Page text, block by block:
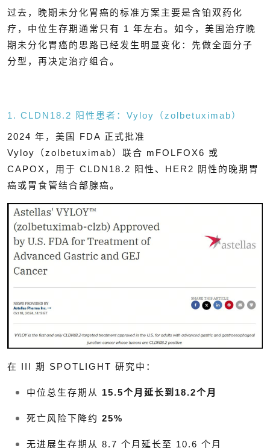
过去，晚期未分化胃癌的标准方案主要是含铂双药化
疗，中位生存期通常只有 1 年左右。如今，美国治疗晚
期未分化胃癌的思路已经发生明显变化：先做全面分子
分型，再决定治疗组合。
1. CLDN18.2 阳性患者：Vyloy（zolbetuximab）
2024 年，美国 FDA 正式批准
Vyloy（zolbetuximab）联合 mFOLFOX6 或
CAPOX，用于 CLDN18.2 阳性、HER2 阴性的晚期胃
癌或胃食管结合部腺癌。
在 III 期 SPOTLIGHT 研究中：
中位总生存期从 15.5个月延长到18.2个月
死亡风险下降约 25%
无进展生存期从 8.7 个月延长至 10.6 个月